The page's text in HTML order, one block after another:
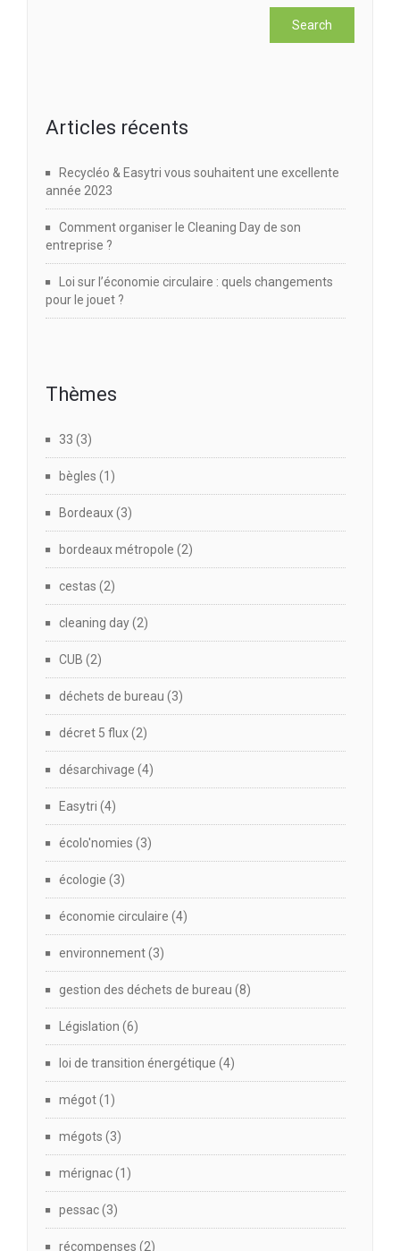
Articles récents
Recycléo & Easytri vous souhaitent une excellente
année 2023
Comment organiser le Cleaning Day de son
entreprise ?
Loi sur l’économie circulaire : quels changements
pour le jouet ?
Thèmes
33 (3)
bègles (1)
Bordeaux(3)
bordeaux métropole (2)
cestas (2)
cleaning day(2)
CUB (2)
déchets de bureau (3)
décret 5 flux(2)
désarchivage (4)
Easytri (4)
écolo'nomies (3)
écologie (3)
économie circulaire (4)
environnement(3)
gestion des déchets de bureau (8)
Législation (6)
loi de transition énergétique (4)
mégot(1)
mégots (3)
mérignac(1)
pessac(3)
récompenses (2)